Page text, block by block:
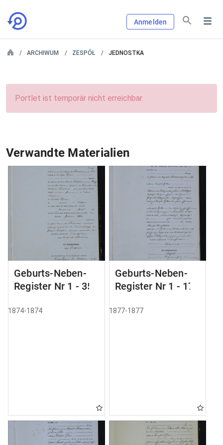
Anmelden
ARCHIWUM ZESPÓŁ JEDNOSTKA
Portlet ist temporär nicht erreichbar.
Verwandte Materialien
Geburts-Neben-
Register Nr 1 - 35
1874-1874
Geburts-Neben-
Register Nr 1 - 179
1877-1877